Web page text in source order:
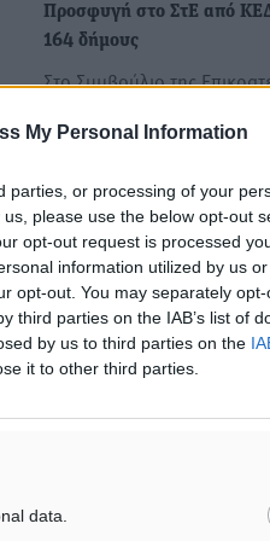
My Personal Information
parties, or processing of your
please use the below opt-out
opt-out request is processed
information utilized by us
opt-out. You may separately
third parties on the IAB’s list of
by us to third parties on the
it to other third parties.
data.
Προσφυγή στο ΣτΕ από
164 δήμους
Στο Συμβούλιο της
Ένωση Δήμων Ελλάδος
κατά…
129 εκατ. ευρώ μείον για
Δήμους για να λυθεί το
τέλος ταφής -
οφειλή του Δήμου Ρόδου
απόφαση του αναπληρωτή